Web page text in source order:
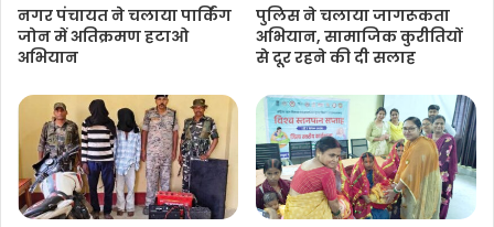
नगर पंचायत ने चलाया पार्किंग
जोन में अतिक्रमण हटाओ
अभियान
पुलिस ने चलाया जागरूकता
अभियान, सामाजिक कुरीतियों
से दूर रहने की दी सलाह